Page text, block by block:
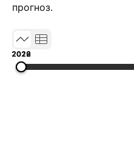
прогноз.
2019
2022
2026